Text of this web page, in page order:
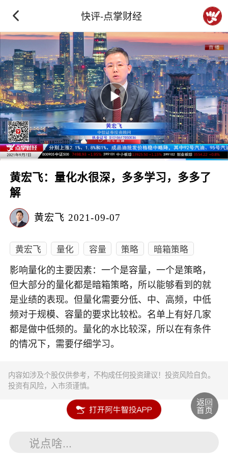
快评-点掌财经
黄宏飞：量化水很深，多多学习，多多了
解
黄宏飞 2021-09-07
黄宏飞 量化 容量 策略 暗箱策略
影响量化的主要因素：一个是容量，一个是策略，
但大部分的量化都是暗箱策略，所以能够看到的就
是业绩的表现。但量化需要分低、中、高频，中低
频对于规模、容量的要求比较松。名单上有好几家
都是做中低频的。量化的水比较深，所以在有条件
的情况下，需要仔细学习。
内容如涉及个股仅供参考，不构成任何投资建议！投资风险自负。
投资有风险，入市须谨慎。
说点啥...